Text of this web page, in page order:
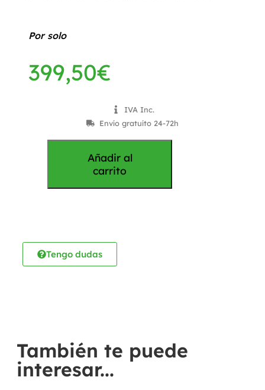
Por solo
399,50€
IVA Inc.
Envío gratuíto 24-72h
Añadir al
carrito
Tengo dudas
También te puede
interesar...